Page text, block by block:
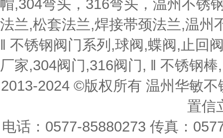
帽,304弯头，316弯头，温州不锈
法兰,松套法兰,焊接帯颈法兰,温州
‖ 不锈钢阀门系列,球阀,蝶阀,止回
厂家,304阀门,316阀门, ‖ 不锈钢
2013-2024 ©版权所有 温州华敏
置信
电话：0577-85880273 传真：